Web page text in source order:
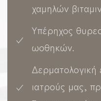
χαμηλών
Υπέρηχος
ωοθηκών.
ιατρούς μας,